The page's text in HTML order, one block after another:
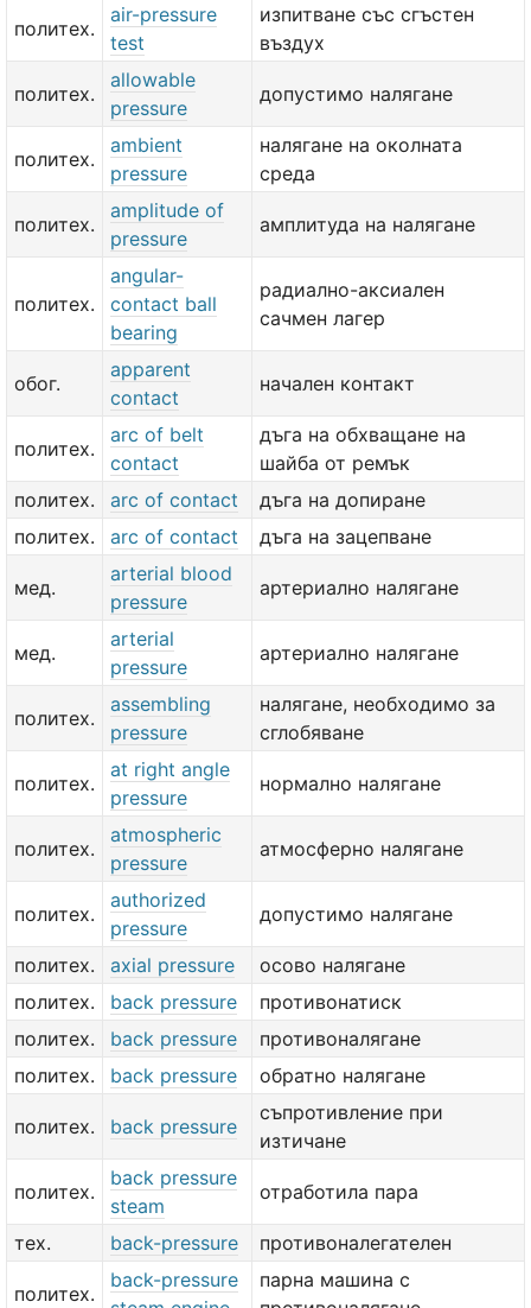
политех.
air-pressure
test
изпитване със сгъстен
въздух
политех.
allowable
pressure
допустимо налягане
политех.
ambient
pressure
налягане на околната
среда
политех.
amplitude of
pressure
амплитуда на налягане
политех.
angular-
contact ball
bearing
радиално-аксиален
сачмен лагер
обог.
apparent
contact
начален контакт
политех.
arc of belt
contact
дъга на обхващане на
шайба от ремък
политех.
arc of contact
дъга на допиране
политех.
arc of contact дъга на зацепване
мед.
arterial blood
pressure
артериално налягане
мед.
arterial
pressure
артериално налягане
политех.
assembling
pressure
налягане, необходимо за
сглобяване
политех.
at right angle
pressure
нормално налягане
политех.
atmospheric
pressure
атмосферно налягане
политех.
authorized
pressure
допустимо налягане
политех. axial pressure
осово налягане
политех.
back pressure
противонатиск
политех.
back pressure
противоналягане
политех.
back pressure обратно налягане
политех. back pressure
съпротивление при
изтичане
политех.
back pressure
steam
отработила пара
тех. back-pressure противоналегателен
политех.
back-pressure
парна машина с